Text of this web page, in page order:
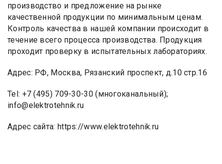
производство и предложение на рынке
качественной продукции по минимальным ценам.
Контроль качества в нашей компании происходит в
течение всего процесса производства. Продукция
проходит проверку в испытательных лабораториях.
Адрес: РФ, Москва, Рязанский проспект, д.10 стр.16
Tel: +7 (495) 709-30-30 (многоканальный);
info@elektrotehnik.ru
Адрес сайта: https://www.elektrotehnik.ru